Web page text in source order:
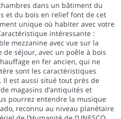
dans un bâtiment du
et du bois en relief font de cet
unique où habiter avec votre
intéressante :
mezzanine avec vue sur la
séjour, avec un poêle à bois
en fer ancien, qui ne
sont les caractéristiques
est aussi situé tout près de
magasins d’antiquités et
pourrez entendre la musique
reconnu au niveau planétaire